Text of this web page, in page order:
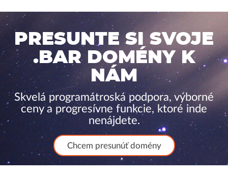
PRESUNTE SI SVOJE
.BAR DOMÉNY K
NÁM
Skvelá programátroská podpora, výborné
ceny a progresívne funkcie, ktoré inde
nenájdete.
Chcem presunúť domény